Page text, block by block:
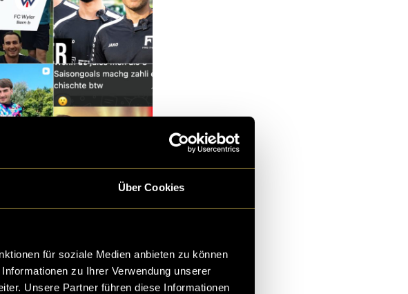
Über Cookies
für soziale Medien anbieten zu können
zu Ihrer Verwendung unserer
Unsere Partner führen diese Informationen
qualitativ einen deutlichen